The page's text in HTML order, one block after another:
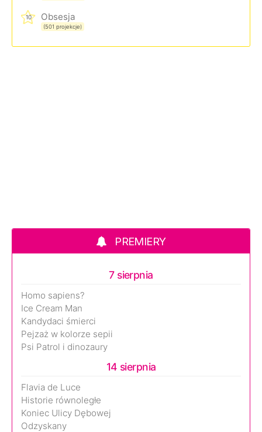
10 Obsesja
(501 projekcje)
PREMIERY
7 sierpnia
Homo sapiens?
Ice Cream Man
Kandydaci śmierci
Pejzaż w kolorze sepii
Psi Patrol i dinozaury
14 sierpnia
Flavia de Luce
Historie równoległe
Koniec Ulicy Dębowej
Odzyskany